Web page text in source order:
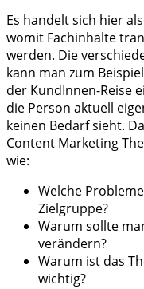
Es handelt sich hier
womit Fachinhalte
werden. Die
kann man zum
der KundInnen-Reise
die Person aktuell
keinen Bedarf sieht.
Content Marketing
wie:
Welche
Zielgruppe?
Warum sollte
verändern?
Warum ist das
wichtig?